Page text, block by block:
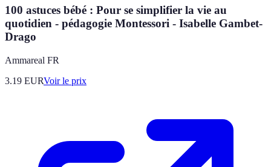
100 astuces bébé : Pour se simplifier la vie au
quotidien - pédagogie Montessori - Isabelle Gambet-
Drago
Ammareal FR
3.19 EURVoir le prix